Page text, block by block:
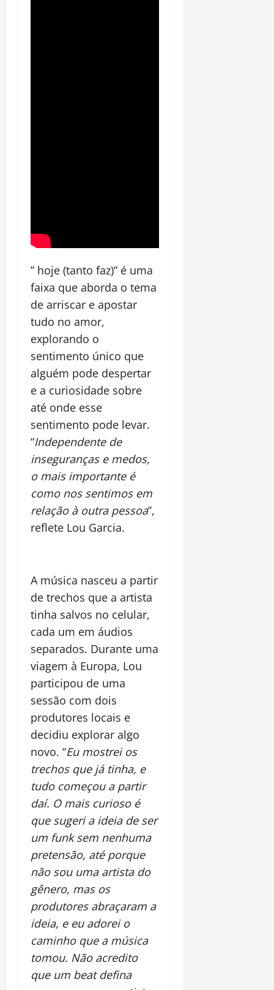
” hoje (tanto faz)” é uma
faixa que aborda o tema
de arriscar e apostar
tudo no amor,
explorando o
sentimento único que
alguém pode despertar
e a curiosidade sobre
até onde esse
sentimento pode levar.
“Independente de
inseguranças e medos,
o mais importante é
como nos sentimos em
relação à outra pessoa”,
reflete Lou Garcia.
A música nasceu a partir
de trechos que a artista
tinha salvos no celular,
cada um em áudios
separados. Durante uma
viagem à Europa, Lou
participou de uma
sessão com dois
produtores locais e
decidiu explorar algo
novo. “Eu mostrei os
trechos que já tinha, e
tudo começou a partir
daí. O mais curioso é
que sugeri a ideia de ser
um funk sem nenhuma
pretensão, até porque
não sou uma artista do
gênero, mas os
produtores abraçaram a
ideia, e eu adorei o
caminho que a música
tomou. Não acredito
que um beat defina